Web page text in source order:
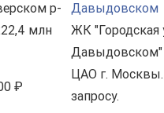
р-
млн
₽
Давыдовском
ЖК "Городская
Давыдовском"
ЦАО г. Москвы.
запросу.